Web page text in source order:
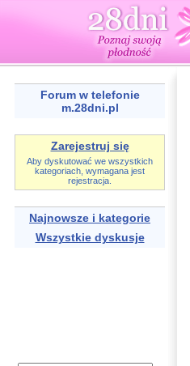
Forum w telefonie
m.28dni.pl
Zarejestruj się
Aby dyskutować we wszystkich
kategoriach, wymagana jest
rejestracja.
Najnowsze i kategorie
Wszystkie dyskusje